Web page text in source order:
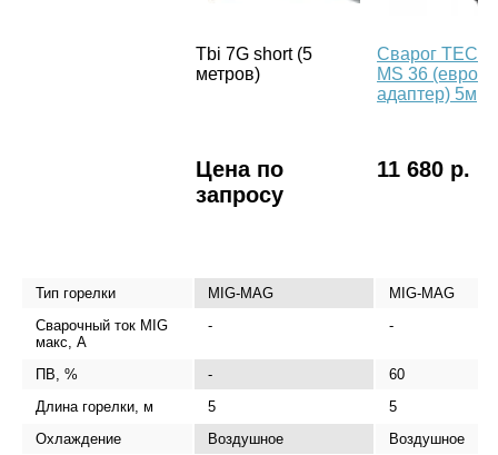
Tbi 7G short (5
метров)
Сварог TECH
MS 36 (евро
адаптер) 5м
Цена по
запросу
11 680 р.
Тип горелки MIG-MAG
MIG-MAG
Сварочный ток MIG
макс, А
- -
ПВ, % -
60
Длина горелки, м
5
5
Охлаждение
Воздушное Воздушное